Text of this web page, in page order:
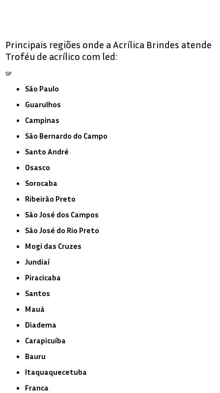
Principais regiões onde a Acrílica Brindes atende
Troféu de acrílico com led:
SP
São Paulo
Guarulhos
Campinas
São Bernardo do Campo
Santo André
Osasco
Sorocaba
Ribeirão Preto
São José dos Campos
São José do Rio Preto
Mogi das Cruzes
Jundiaí
Piracicaba
Santos
Mauá
Diadema
Carapicuíba
Bauru
Itaquaquecetuba
Franca